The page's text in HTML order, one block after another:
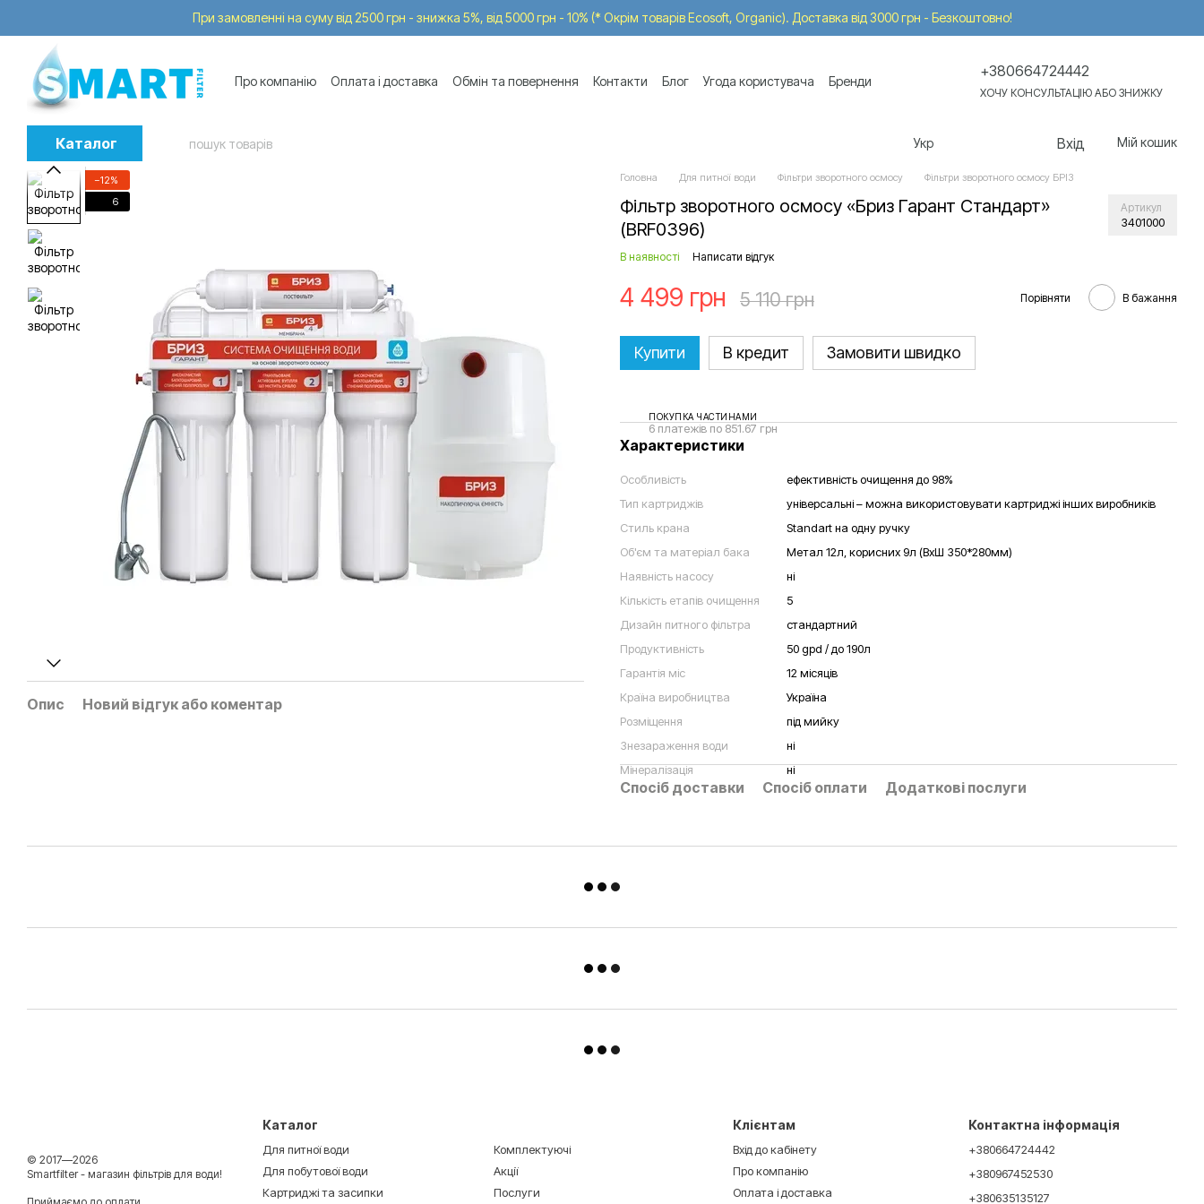
Перейти до основного контентуПри замовленні на суму від 2500 грн - знижка 5%, від 5000 грн - 10% (* Окрім товарів Ecosoft, Organic). Доставка від 3000 грн - Безкоштовно!
Про компанію Оплата і доставка Обмін та повернення Контакти Блог Угода користувача
Бренди
+380664724442
ХОЧУ КОНСУЛЬТАЦІЮ АБО ЗНИЖКУ
Каталог Укр Вхід Мій кошик
−12%
6
Опис Новий відгук або коментар
Головна Для питної води Фільтри зворотного осмосу Фільтри зворотного осмосу БРІЗ
Фільтр зворотного осмосу «Бриз Гарант Стандарт»
(BRF0396)
Артикул
3401000
В наявності Написати відгук
4 499 грн 5 110 грн Порівняти В бажання
Купити В кредит Замовити швидко
ПОКУПКА ЧАСТИНАМИ
6 платежів по 851.67 грн
Характеристики
Особливість
ефективність очищення до 98%
Тип картриджів
універсальні – можна використовувати картриджі інших виробників
Стиль крана
Standart на одну ручку
Об'єм та матеріал бака
Метал 12л, корисних 9л (ВхШ 350*280мм)
Наявність насосу
ні
Кількість етапів очищення
5
Дизайн питного фільтра
стандартний
Продуктивність
50 gpd / до 190л
Гарантія міс
12 місяців
Країна виробництва
Україна
Розміщення
під мийку
Знезараження води
ні
Мінералізація
ні
Спосіб доставки Спосіб оплати Додаткові послуги
© 2017—2026
Smartfilter - магазин фільтрів для води!
Каталог
Для питної води
Для побутової води
Картриджі та засипки
Комплектуючі
Акції
Послуги
Клієнтам
Вхід до кабінету
Про компанію
Оплата і доставка
Контактна інформація
+380664724442
+380967452530
+380635135127